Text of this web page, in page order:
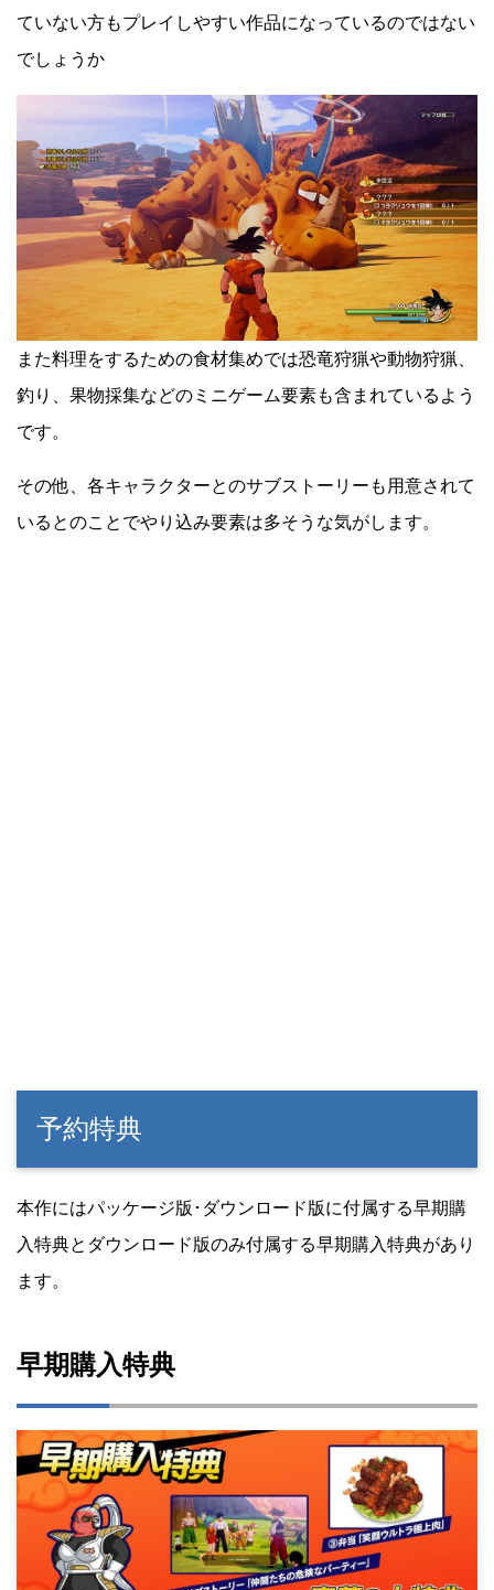
ていない方もプレイしやすい作品になっているのではない
でしょうか
また料理をするための食材集めでは恐竜狩猟や動物狩猟、
釣り、果物採集などのミニゲーム要素も含まれているよう
です。
その他、各キャラクターとのサブストーリーも用意されて
いるとのことでやり込み要素は多そうな気がします。
予約特典
本作にはパッケージ版･ダウンロード版に付属する早期購
入特典とダウンロード版のみ付属する早期購入特典があり
ます。
早期購入特典